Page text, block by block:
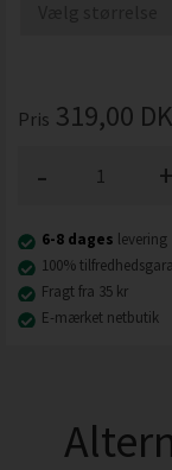
Pris 319,00
+
-
6-8 dages levering
100%
Fragt fra 35 kr
E-mærket netbutik